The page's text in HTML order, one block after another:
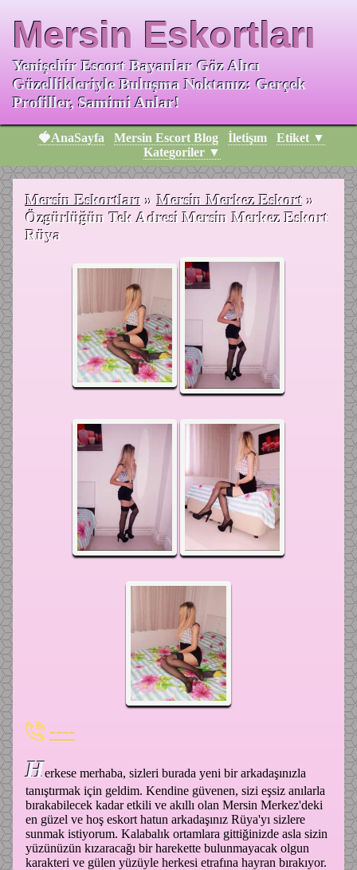
Mersin Eskortları
Yenişehir Escort Bayanlar Göz Alıcı
Güzellikleriyle Buluşma Noktanız: Gerçek
Profiller, Samimi Anlar!
🍓AnaSayfa Mersin Escort Blog İletişım
Etiket ▼
Kategoriler ▼
Mersin Eskortları »Mersin Merkez Eskort »
Özgürlüğün Tek Adresi Mersin Merkez Eskort
Rüya
----
Herkese merhaba, sizleri burada yeni bir arkadaşınızla
tanıştırmak için geldim. Kendine güvenen, sizi eşsiz anılarla
bırakabilecek kadar etkili ve akıllı olan Mersin Merkez'deki
en güzel ve hoş eskort hatun arkadaşınız Rüya'yı sizlere
sunmak istiyorum. Kalabalık ortamlara gittiğinizde asla sizin
yüzünüzün kızaracağı bir harekette bulunmayacak olgun
karakteri ve gülen yüzüyle herkesi etrafına hayran bırakıyor.